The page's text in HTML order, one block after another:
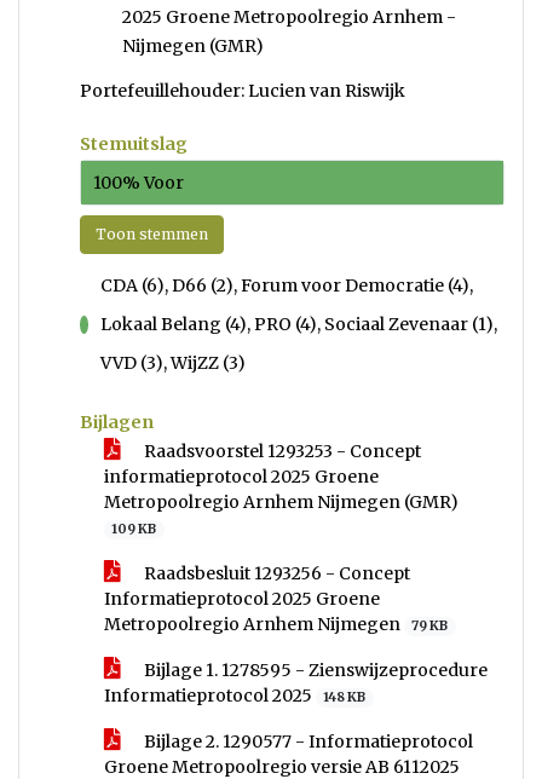
2025 Groene Metropoolregio Arnhem -
Nijmegen (GMR)
Portefeuillehouder: Lucien van Riswijk
Stemuitslag
100% Voor
Toon stemmen
CDA (6), D66 (2), Forum voor Democratie (4),
Lokaal Belang (4), PRO (4), Sociaal Zevenaar (1),
VVD (3), WijZZ (3)
Bijlagen
Raadsvoorstel 1293253 - Concept
informatieprotocol 2025 Groene
Metropoolregio Arnhem Nijmegen (GMR)
109 KB
Raadsbesluit 1293256 - Concept
Informatieprotocol 2025 Groene
Metropoolregio Arnhem Nijmegen
79 KB
Bijlage 1. 1278595 - Zienswijzeprocedure
Informatieprotocol 2025
148 KB
Bijlage 2. 1290577 - Informatieprotocol
Groene Metropoolregio versie AB 6112025